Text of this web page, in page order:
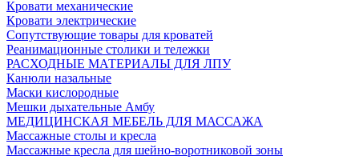
Кровати механические
Кровати электрические
Сопутствующие товары для кроватей
Реанимационные столики и тележки
РАСХОДНЫЕ МАТЕРИАЛЫ ДЛЯ ЛПУ
Канюли назальные
Маски кислородные
Мешки дыхательные Амбу
МЕДИЦИНСКАЯ МЕБЕЛЬ ДЛЯ МАССАЖА
Массажные столы и кресла
Массажные кресла для шейно-воротниковой зоны